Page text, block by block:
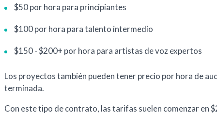
$50 por hora para principiantes
$100 por hora para talento intermedio
$150 - $200+ por hora para artistas de voz expertos
Los proyectos también pueden tener precio por hora de
terminada.
Con este tipo de contrato, las tarifas suelen comenzar en